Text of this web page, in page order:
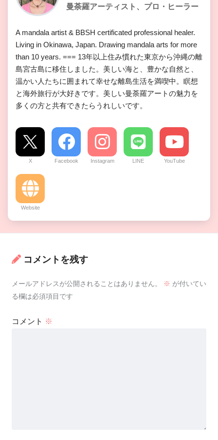
曼荼羅アーティスト、プロ・ヒーラー
A mandala artist & BBSH certificated professional healer.
Living in Okinawa, Japan. Drawing mandala arts for more
than 10 years. === 13年以上住み慣れた東京から沖縄の離
島宮古島に移住しました。美しい海と、豊かな自然と、
温かい人たちに囲まれて幸せな離島生活を満喫中。瞑想
と海外旅行が大好きです。美しい曼荼羅アートの魅力を
多くの方と共有できたらうれしいです。
X Facebook Instagram LINE YouTube
Website
コメントを残す
メールアドレスが公開されることはありません。 ※ が付いてい
る欄は必須項目です
コメント ※